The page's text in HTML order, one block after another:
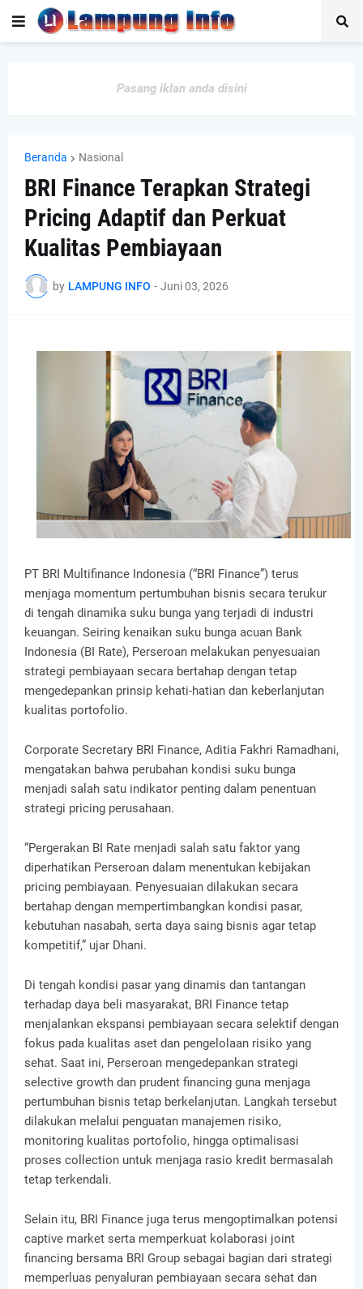
Pasang iklan anda disini
Beranda Nasional
BRI Finance Terapkan Strategi
Pricing Adaptif dan Perkuat
Kualitas Pembiayaan
by LAMPUNG INFO - Juni 03, 2026
PT BRI Multifinance Indonesia (“BRI Finance”) terus
menjaga momentum pertumbuhan bisnis secara terukur
di tengah dinamika suku bunga yang terjadi di industri
keuangan. Seiring kenaikan suku bunga acuan Bank
Indonesia (BI Rate), Perseroan melakukan penyesuaian
strategi pembiayaan secara bertahap dengan tetap
mengedepankan prinsip kehati-hatian dan keberlanjutan
kualitas portofolio.
Corporate Secretary BRI Finance, Aditia Fakhri Ramadhani,
mengatakan bahwa perubahan kondisi suku bunga
menjadi salah satu indikator penting dalam penentuan
strategi pricing perusahaan.
“Pergerakan BI Rate menjadi salah satu faktor yang
diperhatikan Perseroan dalam menentukan kebijakan
pricing pembiayaan. Penyesuaian dilakukan secara
bertahap dengan mempertimbangkan kondisi pasar,
kebutuhan nasabah, serta daya saing bisnis agar tetap
kompetitif,” ujar Dhani.
Di tengah kondisi pasar yang dinamis dan tantangan
terhadap daya beli masyarakat, BRI Finance tetap
menjalankan ekspansi pembiayaan secara selektif dengan
fokus pada kualitas aset dan pengelolaan risiko yang
sehat. Saat ini, Perseroan mengedepankan strategi
selective growth dan prudent financing guna menjaga
pertumbuhan bisnis tetap berkelanjutan. Langkah tersebut
dilakukan melalui penguatan manajemen risiko,
monitoring kualitas portofolio, hingga optimalisasi
proses collection untuk menjaga rasio kredit bermasalah
tetap terkendali.
Selain itu, BRI Finance juga terus mengoptimalkan potensi
captive market serta memperkuat kolaborasi joint
financing bersama BRI Group sebagai bagian dari strategi
memperluas penyaluran pembiayaan secara sehat dan